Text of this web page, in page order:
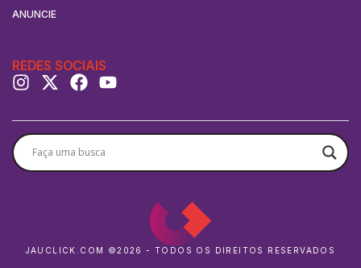
ANUNCIE
REDES SOCIAIS
JAUCLICK.COM ©2026 - TODOS OS DIREITOS RESERVADOS